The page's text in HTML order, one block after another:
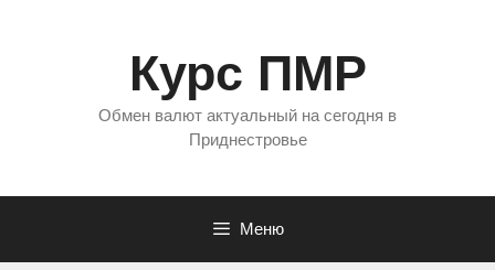
Курс ПМР
Обмен валют актуальный на сегодня в
Приднестровье
Меню